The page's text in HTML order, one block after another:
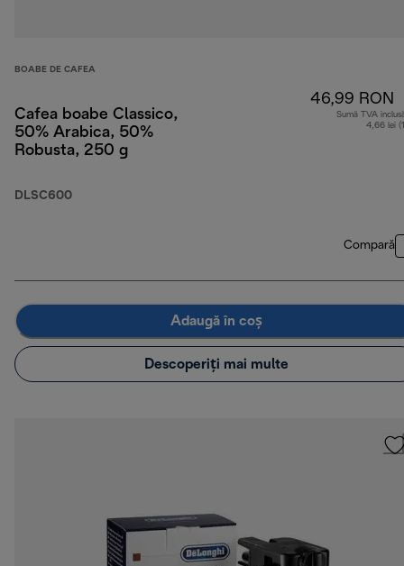
BOABE DE CAFEA
Cafea boabe Classico,
50% Arabica, 50%
Robusta, 250 g
DLSC600
46,99 RON
Sumă TVA
4,66 lei
Compară
Adaugă în coș
Descoperiți mai multe